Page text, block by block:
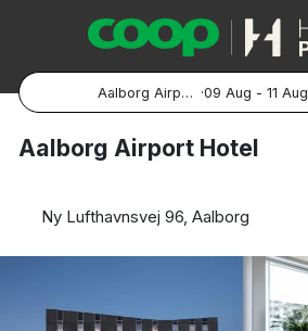
Aalborg Airport Hotel ·09 Aug - 11 Aug
Popular Destinations:
Aalborg Airport Hotel
Ny Lufthavnsvej 96, Aalborg